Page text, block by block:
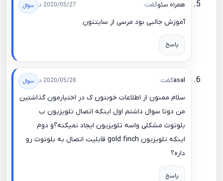
همراه سئوگفت: 2020/05/27 در 13:10
آموزش جالبی بود مرسی از سایتتون
پاسخ
asalگفت: 2020/05/28 در 16:20
سلام ممنون از اطلاعات خوبتون ک در اختیارمون گذاشتین
من دوتا سوال داشتم اول اینکه اتصال تلویزیون ب
بلوتوث مشکلی واسه تلویزیون ایجاد نمیکنه؟و دوم
اینکه تلویزیون gold finch قابلیت اتصال به بلوتوث رو
داره؟
پاسخ